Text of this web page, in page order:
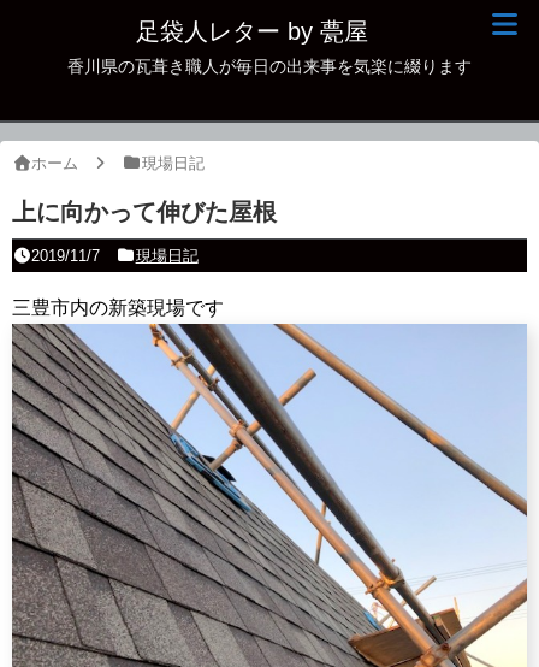
足袋人レター by 甍屋
香川県の瓦葺き職人が毎日の出来事を気楽に綴ります
ホーム 現場日記
上に向かって伸びた屋根
2019/11/7 現場日記
三豊市内の新築現場です
現場日記
古瓦
本日の一品
その他